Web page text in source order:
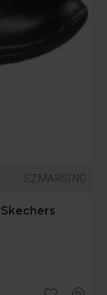
SZMARSING